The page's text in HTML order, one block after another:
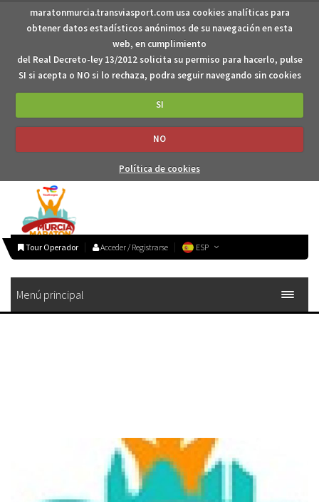
maratonmurcia.transviasport.com usa cookies analíticas para
obtener datos estadísticos anónimos de su navegación en esta
web, en cumplimiento
del Real Decreto-ley 13/2012 solicita su permiso para hacerlo, pulse
SI si acepta o NO si lo rechaza, podra seguir navegando sin cookies
SI
NO
Política de cookies
Tour Operador Acceder / Registrarse ESP
Menú principal